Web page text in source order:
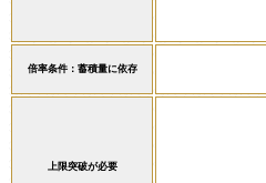
倍率条件：蓄積量に依存
上限突破が必要